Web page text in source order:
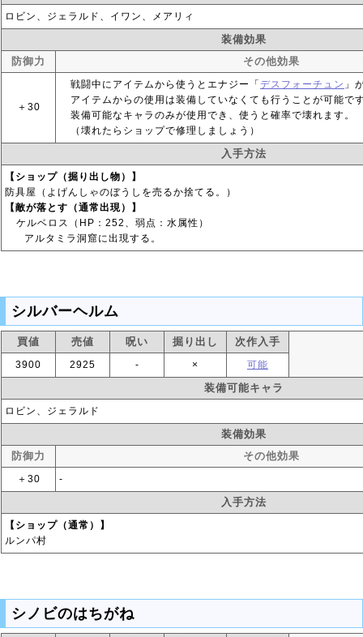
ロビン、ジェラルド、イワン、メアリィ
装備効果
防御力
その他効果
＋30
戦闘中にアイテムから使うとエナジー「 デスフォーチュン 」
アイテムからの使用は装備していなくても行うことが可能で
装備可能なキャラのみが使用でき、使うと確率で壊れます。
（壊れたらショップで修理しましょう）
入手方法
【ショップ（掘り出し物）】
防具屋（よげんしゃのぼうしを売るか捨てる。）
【敵が落とす（通常出現）】
ケルベロス（HP：252、弱点：水属性）
アルタミラ洞窟に出現する。
シルバーヘルム
買値 売値 呪い 掘り出し 次作入手
3900 2925 ‐ × 可能
装備可能キャラ
ロビン、ジェラルド
装備効果
防御力
その他効果
＋30 ‐
入手方法
【ショップ（通常）】
ルンパ村
シノビのはちがね